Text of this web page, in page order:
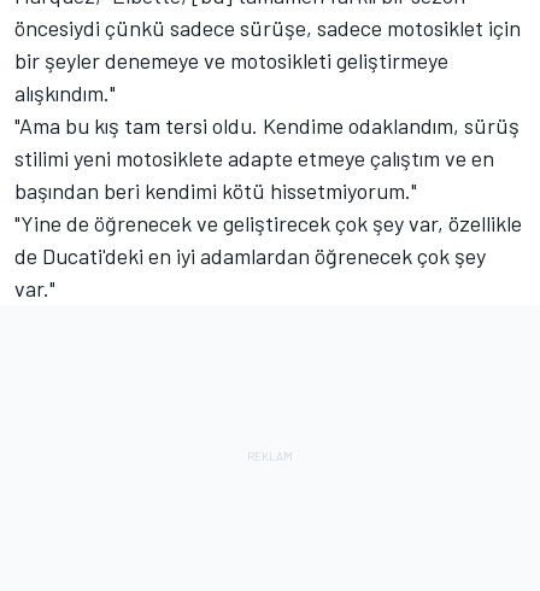
öncesiydi çünkü sadece sürüşe, sadece motosiklet için
bir şeyler denemeye ve motosikleti geliştirmeye
alışkındım."
"Ama bu kış tam tersi oldu. Kendime odaklandım, sürüş
stilimi yeni motosiklete adapte etmeye çalıştım ve en
başından beri kendimi kötü hissetmiyorum."
"Yine de öğrenecek ve geliştirecek çok şey var, özellikle
de Ducati'deki en iyi adamlardan öğrenecek çok şey
var."